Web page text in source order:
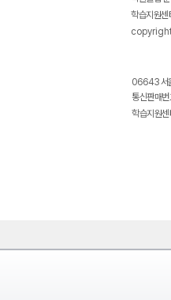
학습지원
06643 서
통신판매
학습지원